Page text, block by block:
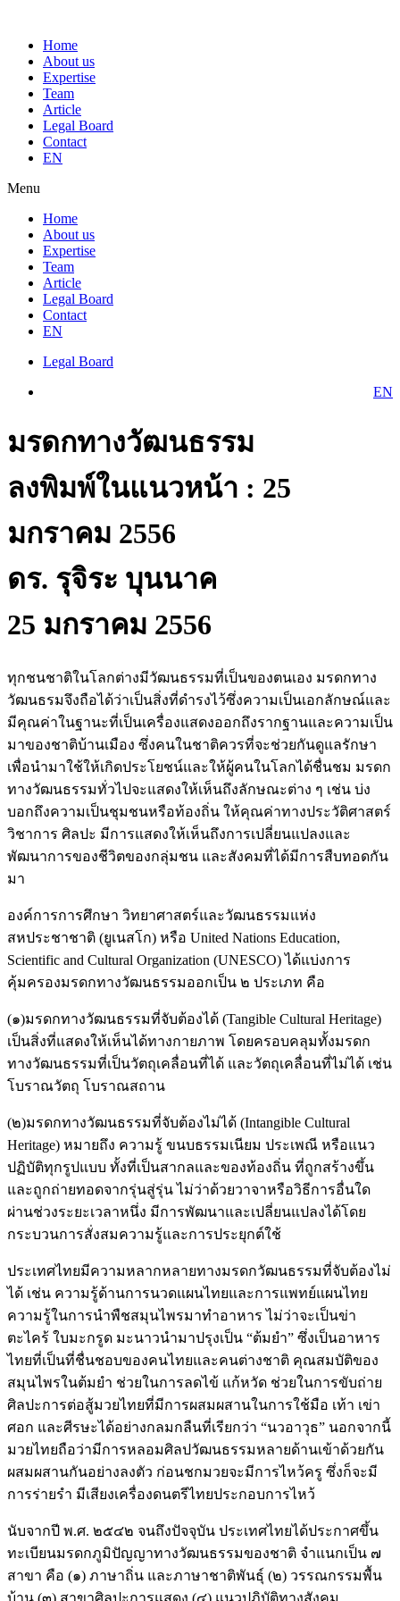
Home
About us
Expertise
Team
Article
Legal Board
Contact
EN
Menu
Home
About us
Expertise
Team
Article
Legal Board
Contact
EN
Legal Board
EN
มรดกทางวัฒนธรรม
ลงพิมพ์ในแนวหน้า : 25
มกราคม 2556
ดร. รุจิระ บุนนาค
25 มกราคม 2556
ทุกชนชาติในโลกต่างมีวัฒนธรรมที่เป็นของตนเอง มรดกทาง
วัฒนธรมจึงถือได้ว่าเป็นสิ่งที่ดำรงไว้ซึ่งความเป็นเอกลักษณ์และ
มีคุณค่าในฐานะที่เป็นเครื่องแสดงออกถึงรากฐานและความเป็น
มาของชาติบ้านเมือง ซึ่งคนในชาติควรที่จะช่วยกันดูแลรักษา
เพื่อนำมาใช้ให้เกิดประโยชน์และให้ผู้คนในโลกได้ชื่นชม มรดก
ทางวัฒนธรรมทั่วไปจะแสดงให้เห็นถึงลักษณะต่าง ๆ เช่น บ่ง
บอกถึงความเป็นชุมชนหรือท้องถิ่น ให้คุณค่าทางประวัติศาสตร์
วิชาการ ศิลปะ มีการแสดงให้เห็นถึงการเปลี่ยนแปลงและ
พัฒนาการของชีวิตของกลุ่มชน และสังคมที่ได้มีการสืบทอดกัน
มา
องค์การการศึกษา วิทยาศาสตร์และวัฒนธรรมแห่ง
สหประชาชาติ (ยูเนสโก) หรือ United Nations Education,
Scientific and Cultural Organization (UNESCO) ได้แบ่งการ
คุ้มครองมรดกทางวัฒนธรรมออกเป็น ๒ ประเภท คือ
(๑)มรดกทางวัฒนธรรมที่จับต้องได้ (Tangible Cultural Heritage)
เป็นสิ่งที่แสดงให้เห็นได้ทางกายภาพ โดยครอบคลุมทั้งมรดก
ทางวัฒนธรรมที่เป็นวัตถุเคลื่อนที่ได้ และวัตถุเคลื่อนที่ไม่ได้ เช่น
โบราณวัตถุ โบราณสถาน
(๒)มรดกทางวัฒนธรรมที่จับต้องไม่ได้ (Intangible Cultural
Heritage) หมายถึง ความรู้ ขนบธรรมเนียม ประเพณี หรือแนว
ปฏิบัติทุกรูปแบบ ทั้งที่เป็นสากลและของท้องถิ่น ที่ถูกสร้างขึ้น
และถูกถ่ายทอดจากรุ่นสู่รุ่น ไม่ว่าด้วยวาจาหรือวิธีการอื่นใด
ผ่านช่วงระยะเวลาหนึ่ง มีการพัฒนาและเปลี่ยนแปลงได้โดย
กระบวนการสั่งสมความรู้และการประยุกต์ใช้
ประเทศไทยมีความหลากหลายทางมรดกวัฒนธรรมที่จับต้องไม่
ได้ เช่น ความรู้ด้านการนวดแผนไทยและการแพทย์แผนไทย
ความรู้ในการนำพืชสมุนไพรมาทำอาหาร ไม่ว่าจะเป็นข่า
ตะไคร้ ใบมะกรูด มะนาวนำมาปรุงเป็น “ต้มยำ” ซึ่งเป็นอาหาร
ไทยที่เป็นที่ชื่นชอบของคนไทยและคนต่างชาติ คุณสมบัติของ
สมุนไพรในต้มยำ ช่วยในการลดไข้ แก้หวัด ช่วยในการขับถ่าย
ศิลปะการต่อสู้มวยไทยที่มีการผสมผสานในการใช้มือ เท้า เข่า
ศอก และศีรษะได้อย่างกลมกลืนที่เรียกว่า “นวอาวุธ” นอกจากนี้
มวยไทยถือว่ามีการหลอมศิลปวัฒนธรรมหลายด้านเข้าด้วยกัน
ผสมผสานกันอย่างลงตัว ก่อนชกมวยจะมีการไหว้ครู ซึ่งก็จะมี
การร่ายรำ มีเสียงเครื่องดนตรีไทยประกอบการไหว้
นับจากปี พ.ศ. ๒๕๔๒ จนถึงปัจจุบัน ประเทศไทยได้ประกาศขึ้น
ทะเบียนมรดกภูมิปัญญาทางวัฒนธรรมของชาติ จำแนกเป็น ๗
สาขา คือ (๑) ภาษาถิ่น และภาษาชาติพันธุ์ (๒) วรรณกรรมพื้น
บ้าน (๓) สาขาศิลปะการแสดง (๔) แนวปฏิบัติทางสังคม